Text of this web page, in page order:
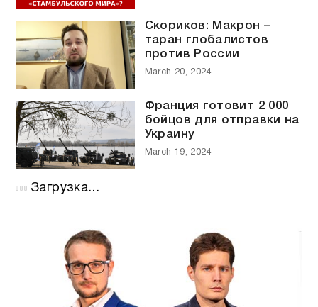
Скориков: Макрон –
таран глобалистов
против России
March 20, 2024
Франция готовит 2 000
бойцов для отправки на
Украину
March 19, 2024
Загрузка...